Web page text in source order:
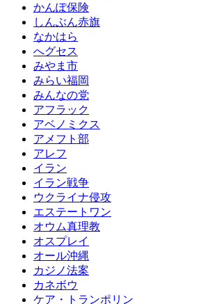
かんぽ保険
しんぶん赤旗
なかはら
へグセス
みやま市
みらい福岡
みんなの党
アフラック
アベノミクス
アメフト部
アレフ
イラン
イラン戦争
ウクライナ侵攻
エステートワン
オウム真理教
オスプレイ
オール沖縄
カジノ法案
カネボウ
ケア・トランポリン